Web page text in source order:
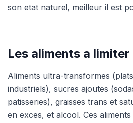
son etat naturel, meilleur il est
Les aliments a limiter
Aliments ultra-transformes
industriels), sucres ajoutes
patisseries), graisses trans et
en exces, et alcool. Ces